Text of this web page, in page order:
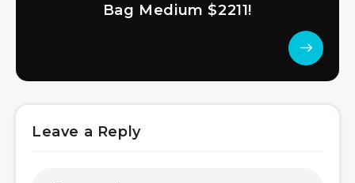
Bag Medium $2211!
Leave a Reply